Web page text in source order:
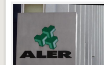
Progetti Aperti
Progetti Realizzati
Progetti Realizzati